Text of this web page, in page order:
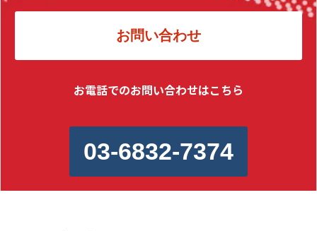
お問い合わせ
お電話でのお問い合わせはこちら
03-6832-7374